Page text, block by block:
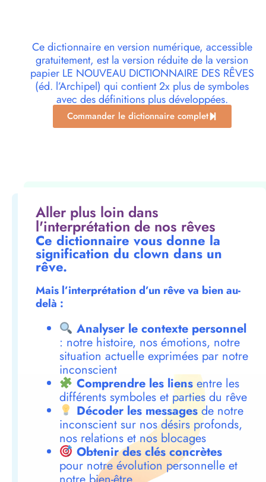
Ce dictionnaire en version numérique, accessible
gratuitement, est la version réduite de la version
papier LE NOUVEAU DICTIONNAIRE DES RÊVES
(éd. l’Archipel) qui contient 2x plus de symboles
avec des définitions plus développées.
Commander le dictionnaire complet
Aller plus loin dans
l'interprétation de nos rêves
Ce dictionnaire vous donne la
signification du clown dans un
rêve.
Mais l’interprétation d’un rêve va bien au-
delà :
Analyser le contexte personnel
: notre histoire, nos émotions, notre
situation actuelle exprimées par notre
inconscient
Comprendre les liensentre les
différents symboles et parties du rêve
Décoder les messagesde notre
inconscient sur nos désirs profonds,
nos relations et nos blocages
Obtenir des clés concrètes
pour notre évolution personnelle et